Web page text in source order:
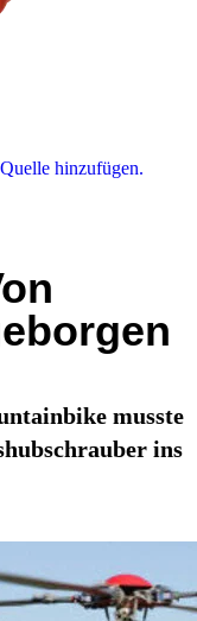
hinzufügen.
musste
ins